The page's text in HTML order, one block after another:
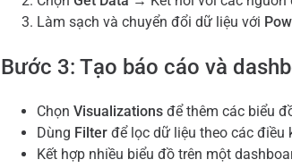
Làm sạch và chuyển đổi dữ liệu với
Bước 3: Tạo báo cáo và
Chọn Visualizations để thêm các biểu
Dùng Filter để lọc dữ liệu theo các điều
Kết hợp nhiều biểu đồ trên một